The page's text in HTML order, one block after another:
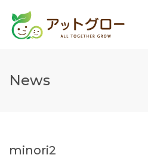
News
minori2